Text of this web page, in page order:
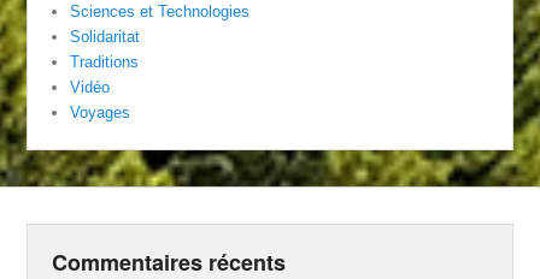
Sciences et Technologies
Solidaritat
Traditions
Vidéo
Voyages
Commentaires récents